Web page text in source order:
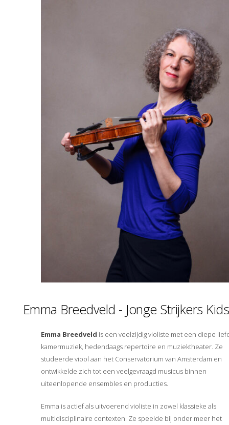
Emma Breedveld - Jonge Strijkers Kids
Emma Breedveld is een veelzijdig violiste met een diepe
kamermuziek, hedendaags repertoire en muziektheater. Ze
studeerde viool aan het Conservatorium van Amsterdam en
ontwikkelde zich tot een veelgevraagd musicus binnen
uiteenlopende ensembles en producties.
Emma is actief als uitvoerend violiste in zowel klassieke als
multidisciplinaire contexten. Ze speelde bij onder meer het